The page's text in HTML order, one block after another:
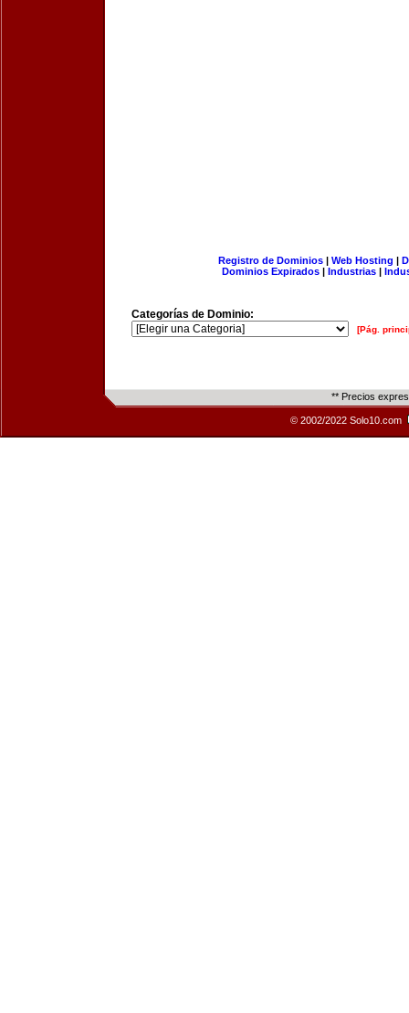
Registro de Dominios| Web Hosting |
Dominios Expirados | Industrias |
Categorías de Dominio:
[Pág.
** Precios
© 2002/2022 Solo10.com